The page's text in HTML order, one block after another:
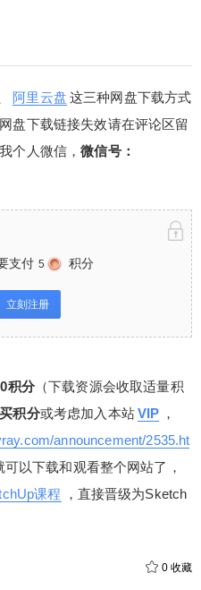
阿里云盘 这三种网盘下载方式
盘下载链接失效请在评论区留
个人微信，微信号：
支付 5 积分
立刻注册
积分（下载资源会收取适量积
积分或考虑加入本站VIP ，
announcement/2535.ht
以下载和观看整个网站了，
课程
，直接晋级为Sketch
0 收藏